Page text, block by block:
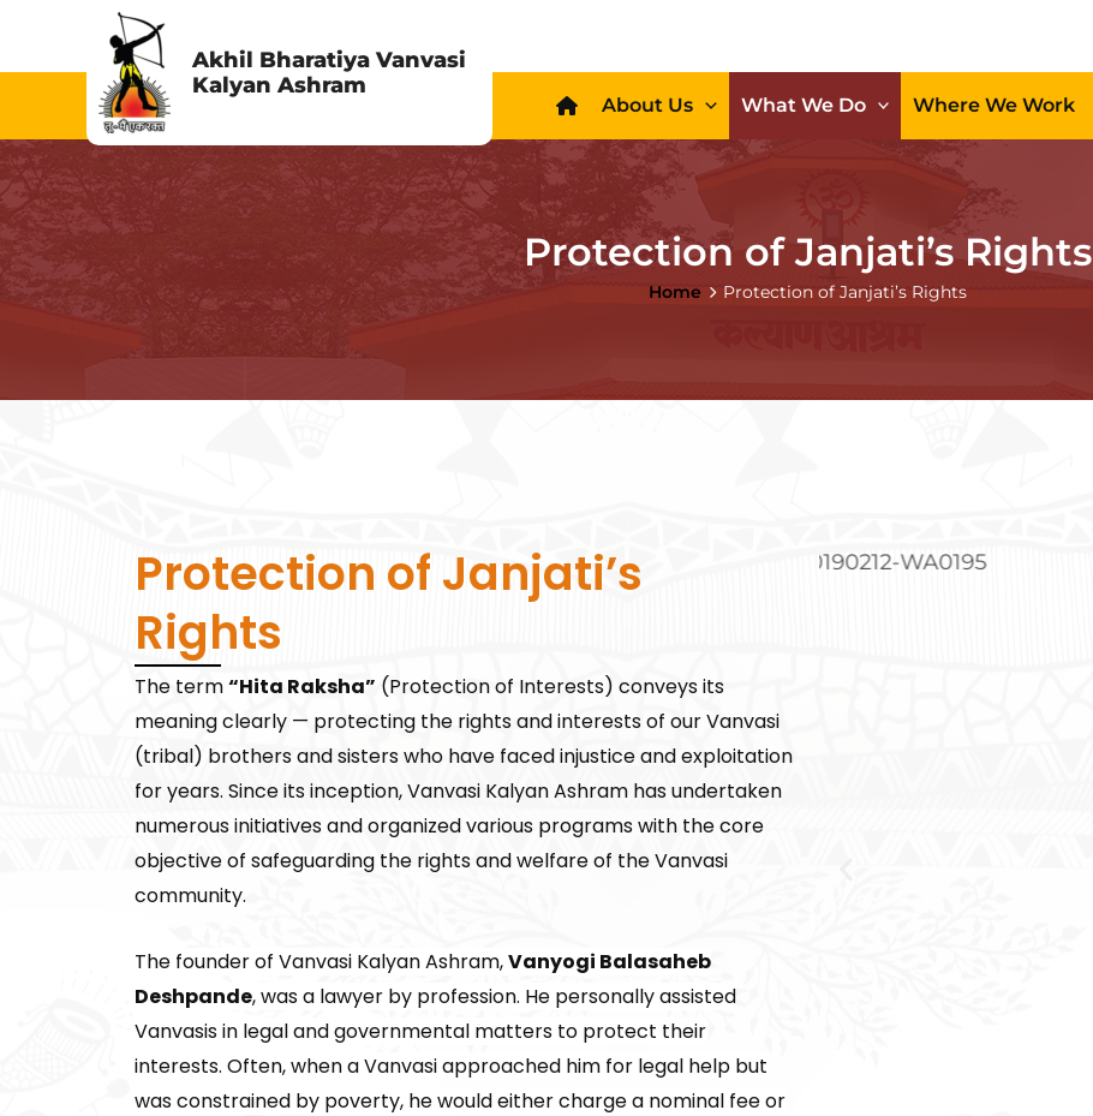
Akhil Bharatiya Vanvasi
Kalyan Ashram
About Us What We Do Where We Work
Protection of Janjati’s Rights
Home Protection of Janjati’s Rights
Protection of Janjati’s
Rights
The term“Hita Raksha” (Protection of Interests) conveys its
meaning clearly — protecting the rights and interests of our Vanvasi
(tribal) brothers and sisters who have faced injustice and exploitation
for years. Since its inception, Vanvasi Kalyan Ashram has undertaken
numerous initiatives and organized various programs with the core
objective of safeguarding the rights and welfare of the Vanvasi
community.
The founder of Vanvasi Kalyan Ashram,Vanyogi Balasaheb
Deshpande, was a lawyer by profession. He personally assisted
Vanvasis in legal and governmental matters to protect their
interests. Often, when a Vanvasi approached him for legal help but
was constrained by poverty, he would either charge a nominal fee or